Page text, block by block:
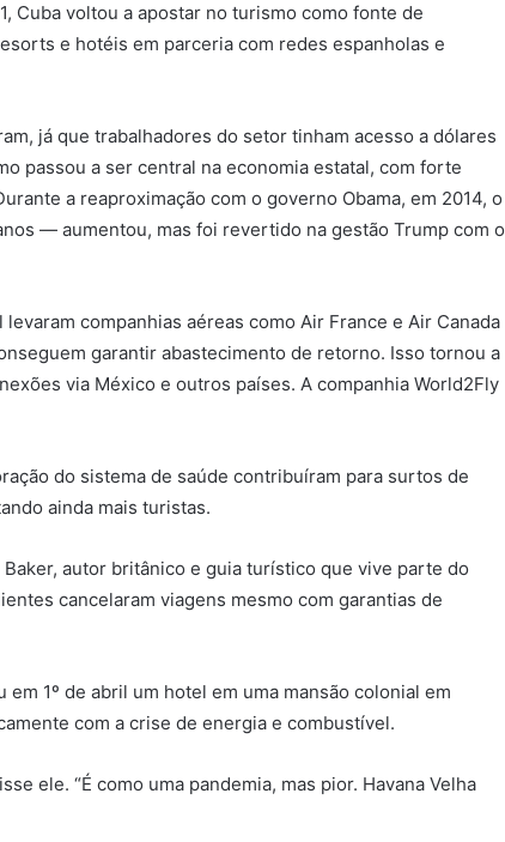
Cuba voltou a apostar no turismo como fonte de
e hotéis em parceria com redes espanholas e
já que trabalhadores do setor tinham acesso a dólares
passou a ser central na economia estatal, com forte
a reaproximação com o governo Obama, em 2014, o
— aumentou, mas foi revertido na gestão Trump com o
companhias aéreas como Air France e Air Canada
garantir abastecimento de retorno. Isso tornou a
via México e outros países. A companhia World2Fly
do sistema de saúde contribuíram para surtos de
ainda mais turistas.
autor britânico e guia turístico que vive parte do
cancelaram viagens mesmo com garantias de
1º de abril um hotel em uma mansão colonial em
com a crise de energia e combustível.
ele. “É como uma pandemia, mas pior. Havana Velha